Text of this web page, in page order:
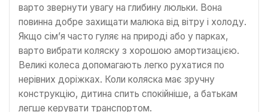
варто звернути увагу на глибину люльки. Вона
повинна добре захищати малюка від вітру і холоду.
Якщо сім’я часто гуляє на природі або у парках,
варто вибрати коляску з хорошою амортизацією.
Великі колеса допомагають легко рухатися по
нерівних доріжках. Коли коляска має зручну
конструкцію, дитина спить спокійніше, а батькам
легше керувати транспортом.